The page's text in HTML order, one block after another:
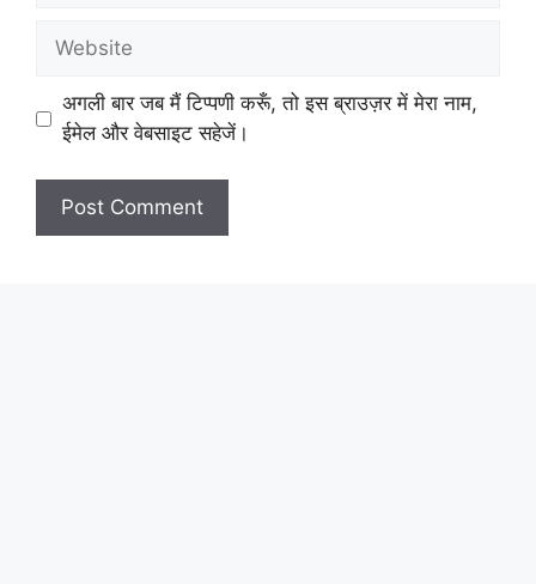
Website
अगली बार जब मैं टिप्पणी करूँ, तो इस ब्राउज़र में मेरा नाम,
ईमेल और वेबसाइट सहेजें।